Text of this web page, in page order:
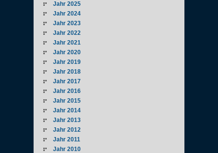
Jahr 2025
Jahr 2024
Jahr 2023
Jahr 2022
Jahr 2021
Jahr 2020
Jahr 2019
Jahr 2018
Jahr 2017
Jahr 2016
Jahr 2015
Jahr 2014
Jahr 2013
Jahr 2012
Jahr 2011
Jahr 2010